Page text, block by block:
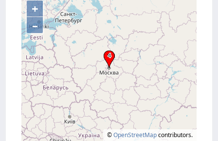
+
–
©OpenStreetMapcontributors.